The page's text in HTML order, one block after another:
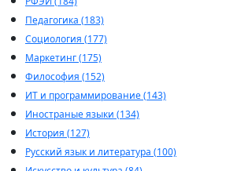
Педагогика (183)
Социология (177)
Маркетинг (175)
Философия (152)
ИТ и программирование (143)
Иностраные языки (134)
История (127)
Русский язык и литература (100)